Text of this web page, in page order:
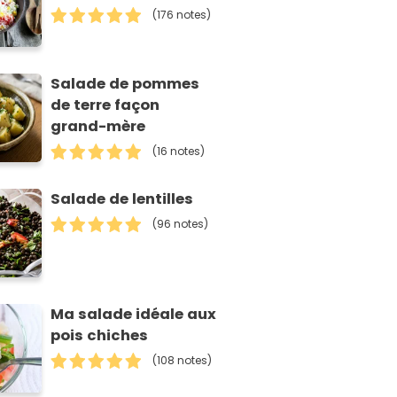
(176 notes)
Salade de pommes
de terre façon
grand-mère
(16 notes)
Salade de lentilles
(96 notes)
Ma salade idéale aux
pois chiches
(108 notes)